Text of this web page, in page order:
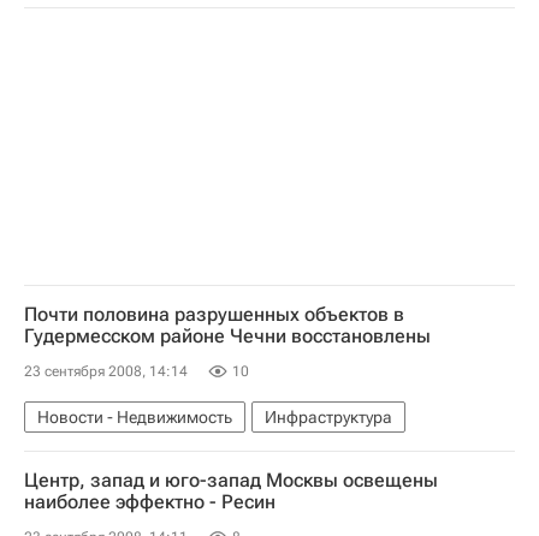
Коммерческая недвижимость
Почти половина разрушенных объектов в
Гудермесском районе Чечни восстановлены
23 сентября 2008, 14:14 10
Новости - Недвижимость Инфраструктура
Центр, запад и юго-запад Москвы освещены
наиболее эффектно - Ресин